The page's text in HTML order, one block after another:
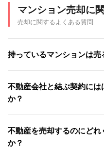
マンション売却に
売却に関するよくある質問
持っているマンションは
不動産会社と結ぶ契約に
か？
不動産を売却するのにど
か？